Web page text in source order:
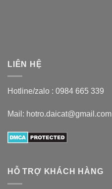
LIÊN HỆ
Hotline/zalo : 0984 665 339
Mail: hotro.daicat@gmail.com
HỖ TRỢ KHÁCH HÀNG